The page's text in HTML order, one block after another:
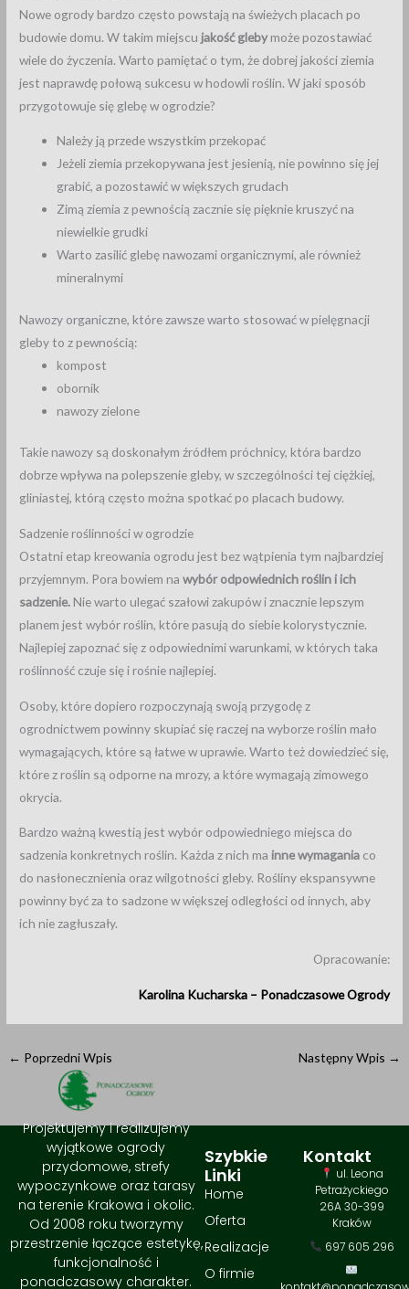
Nowe ogrody bardzo często powstają na świeżych placach po
budowie domu. W takim miejscu jakość glebymoże pozostawiać
wiele do życzenia. Warto pamiętać o tym, że dobrej jakości ziemia
jest naprawdę połową sukcesu w hodowli roślin. W jaki sposób
przygotowuje się glebę w ogrodzie?
Należy ją przede wszystkim przekopać
Jeżeli ziemia przekopywana jest jesienią, nie powinno się jej
grabić, a pozostawić w większych grudach
Zimą ziemia z pewnością zacznie się pięknie kruszyć na
niewielkie grudki
Warto zasilić glebę nawozami organicznymi, ale również
mineralnymi
Nawozy organiczne, które zawsze warto stosować w pielęgnacji
gleby to z pewnością:
kompost
obornik
nawozy zielone
Takie nawozy są doskonałym źródłem próchnicy, która bardzo
dobrze wpływa na polepszenie gleby, w szczególności tej ciężkiej,
gliniastej, którą często można spotkać po placach budowy.
Sadzenie roślinności w ogrodzie
Ostatni etap kreowania ogrodu jest bez wątpienia tym najbardziej
przyjemnym. Pora bowiem nawybór odpowiednich roślin i ich
sadzenie. Nie warto ulegać szałowi zakupów i znacznie lepszym
planem jest wybór roślin, które pasują do siebie kolorystycznie.
Najlepiej zapoznać się z odpowiednimi warunkami, w których taka
roślinność czuje się i rośnie najlepiej.
Osoby, które dopiero rozpoczynają swoją przygodę z
ogrodnictwem powinny skupiać się raczej na wyborze roślin mało
wymagających, które są łatwe w uprawie. Warto też dowiedzieć się,
które z roślin są odporne na mrozy, a które wymagają zimowego
okrycia.
Bardzo ważną kwestią jest wybór odpowiedniego miejsca do
sadzenia konkretnych roślin. Każda z nich ma inne wymagania co
do nasłonecznienia oraz wilgotności gleby. Rośliny ekspansywne
powinny być za to sadzone w większej odległości od innych, aby
ich nie zagłuszały.
Opracowanie:
Karolina Kucharska – Ponadczasowe Ogrody
← Poprzedni Wpis Następny Wpis →
Projektujemy i realizujemy
wyjątkowe ogrody
przydomowe, strefy
wypoczynkowe oraz tarasy
na terenie Krakowa i okolic.
Od 2008 roku tworzymy
przestrzenie łączące estetykę,
funkcjonalność i
ponadczasowy charakter.
Szybkie
Linki
Home
Oferta
Realizacje
O firmie
Kontakt
ul. Leona
Petrażyckiego
26A 30-399
Kraków
697 605 296